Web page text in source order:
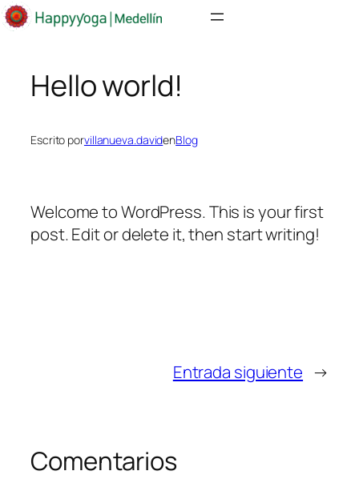
Saltar
contenido
Hello world!
Escrito porvillanueva.davidenBlog
Welcome to WordPress. This is your first
post. Edit or delete it, then start writing!
Entrada siguiente →
Comentarios